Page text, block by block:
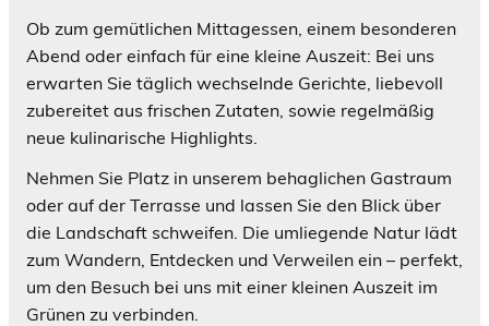
Ob zum gemütlichen Mittagessen, einem besonderen
Abend oder einfach für eine kleine Auszeit: Bei uns
erwarten Sie täglich wechselnde Gerichte, liebevoll
zubereitet aus frischen Zutaten, sowie regelmäßig
neue kulinarische Highlights.
Nehmen Sie Platz in unserem behaglichen Gastraum
oder auf der Terrasse und lassen Sie den Blick über
die Landschaft schweifen. Die umliegende Natur lädt
zum Wandern, Entdecken und Verweilen ein – perfekt,
um den Besuch bei uns mit einer kleinen Auszeit im
Grünen zu verbinden.